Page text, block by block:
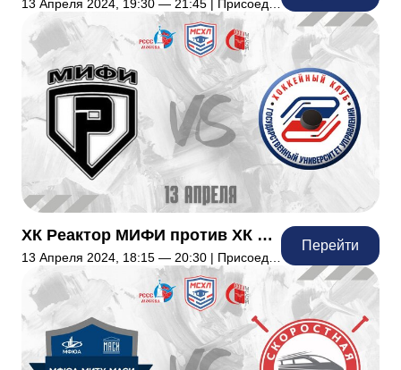
ХК Реактор МИФИ против ХК ГУУ
Перейти